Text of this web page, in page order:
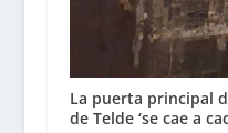
La puerta principal
de Telde ‘se cae a